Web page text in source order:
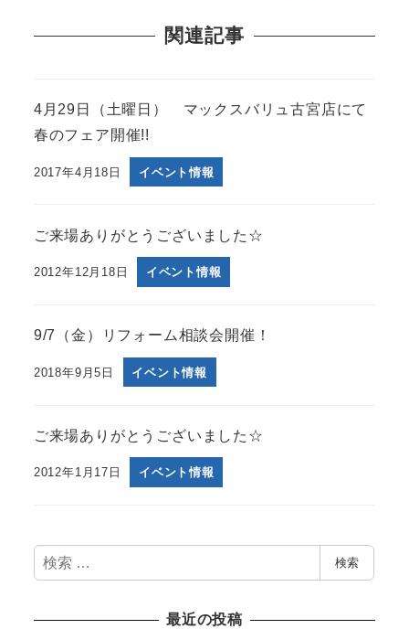
関連記事
4月29日（土曜日） マックスバリュ古宮店にて
春のフェア開催!!
2017年4月18日 イベント情報
ご来場ありがとうございました☆
2012年12月18日 イベント情報
9/7（金）リフォーム相談会開催！
2018年9月5日 イベント情報
ご来場ありがとうございました☆
2012年1月17日 イベント情報
検
索
検索
最近の投稿